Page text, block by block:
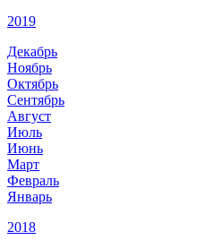
2019
Декабрь
Ноябрь
Октябрь
Сентябрь
Август
Июль
Июнь
Март
Февраль
Январь
2018